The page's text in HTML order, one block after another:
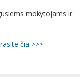
mokytojams ir
čia >>>